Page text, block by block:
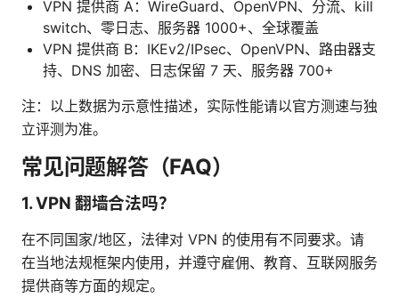
VPN 提供商 A：WireGuard、OpenVPN、分流、kill
switch、零日志、服务器 1000+、全球覆盖
VPN 提供商 B：IKEv2/IPsec、OpenVPN、路由器支
持、DNS 加密、日志保留 7 天、服务器 700+
注：以上数据为示意性描述，实际性能请以官方测速与独
立评测为准。
常见问题解答（FAQ）
1. VPN 翻墙合法吗？
在不同国家/地区，法律对 VPN 的使用有不同要求。请
在当地法规框架内使用，并遵守雇佣、教育、互联网服务
提供商等方面的规定。